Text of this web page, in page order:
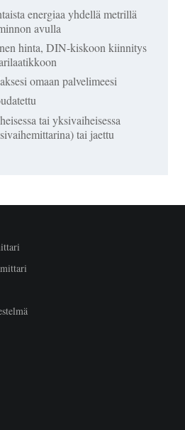
energiaa yhdellä metrillä
avulla
hinta, DIN-kiskoon kiinnitys
omaan palvelimeesi
tai yksivaiheisessa
tai jaettu